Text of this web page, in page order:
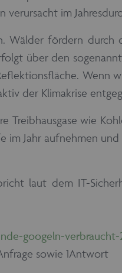
im
Wälder fördern
über den
der Klimakrise
Treibhausgase wie
Jahr aufnehmen
laut dem IT-
googeln-verbraucht-
sowie 1Antwort